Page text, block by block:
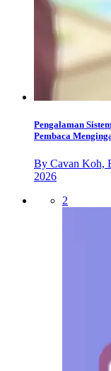
Pengalaman
Pembaca
By Cavan Koh,
2026
2